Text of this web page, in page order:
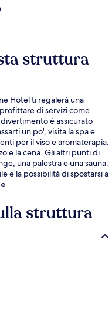
struttura
Hotel ti regalerà una
di servizi come
è assicurato
un po', visita la spa e
per il viso e aromaterapia.
e la cena. Gli altri punti di
una palestra e una sauna.
e la possibilità di spostarsi a
struttura